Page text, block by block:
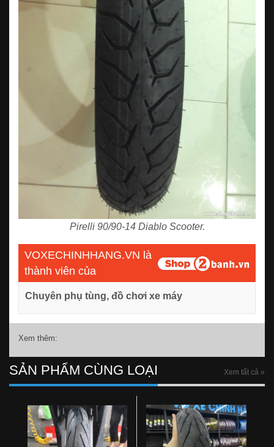
Pirelli 90/90-14 Diablo Scooter.
VOXECHINHHANG.VN là
thành viên của
Chuyên phụ tùng, đồ chơi xe máy
Xem thêm:
SẢN PHẨM CÙNG LOẠI Xem tất cả »